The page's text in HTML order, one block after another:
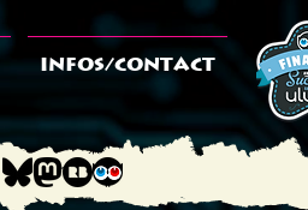
INFOS/CONTACT